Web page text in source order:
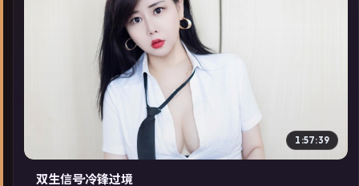
▶
1:57:39
双生信号·冷锋过境